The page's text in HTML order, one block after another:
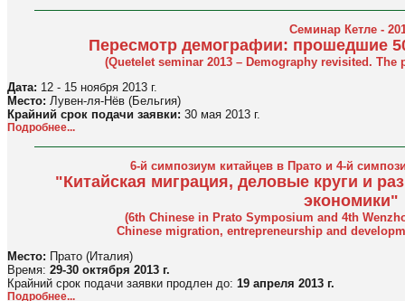
Семинар Кетле -
Пересмотр демографии: прошедшие
(Quetelet seminar 2013 – Demography revisited. The
Дата: 12 - 15 ноября 2013 г.
Место: Лувен-ля-Нёв (Бельгия)
Крайний срок подачи заявки: 30 мая 2013 г.
Подробнее...
6-й симпозиум китайцев в Прато и 4-й
"Китайская миграция, деловые круги и
экономики"
(6th Chinese in Prato Symposium and 4th
Chinese migration, entrepreneurship and
Место: Прато (Италия)
Время: 29-30 октября 2013 г.
Крайний срок подачи заявки продлен до: 19 апреля 2013 г.
Подробнее...